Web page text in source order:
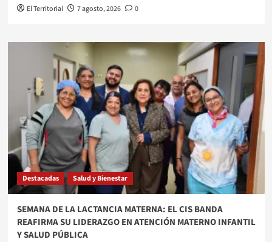
El Territorial 7 agosto, 2026 0
Destacadas Salud y Bienestar
SEMANA DE LA LACTANCIA MATERNA: EL CIS BANDA
REAFIRMA SU LIDERAZGO EN ATENCIÓN MATERNO INFANTIL
Y SALUD PÚBLICA